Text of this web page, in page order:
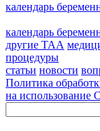
календарь
календарь
другие ТАА
процедуры
статьи новости
Политика
на использование